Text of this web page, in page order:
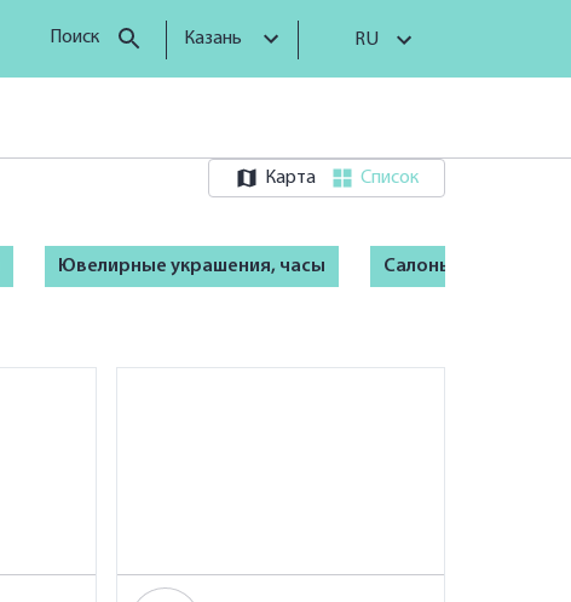
Поиск Казань RU
Карта Список
Ювелирные украшения, часы Салоны красоты и